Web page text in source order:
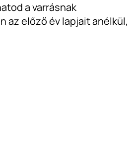
a varrásnak
az előző év lapjait anélkül,